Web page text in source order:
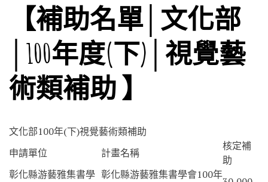
【補助名單│文化部
│100年度(下)│視覺藝
術類補助 】
文化部100年(下)視覺藝術類補助
申請單位
計畫名稱
核定補
助
彰化縣游藝雅集書學 彰化縣游藝雅集書學會100年